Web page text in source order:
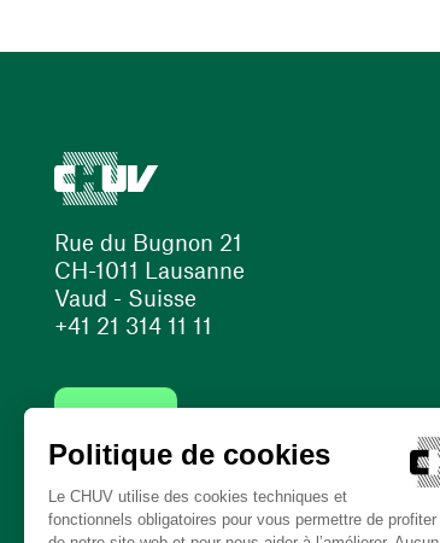
Rue du Bugnon 21
CH-1011 Lausanne
Vaud - Suisse
+41 21 314 11 11